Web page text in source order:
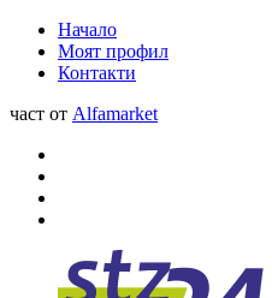
Начало
Моят профил
Контакти
част от Alfamarket